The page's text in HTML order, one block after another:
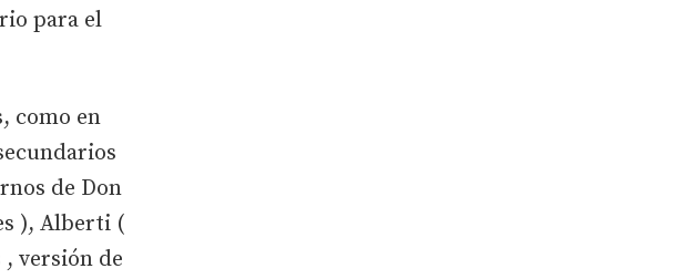
para el
como en
de Don
), Alberti (
, versión de